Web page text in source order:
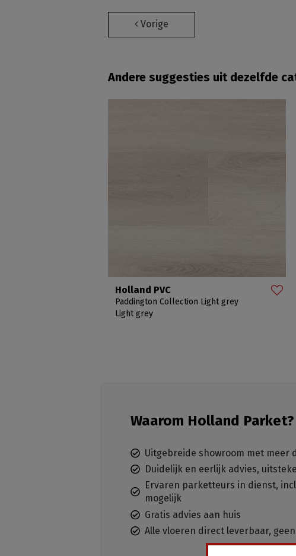
Vorige
Andere suggesties uit dezelfde
Holland PVC
Paddington Collection Light grey
Light grey
Waarom Holland Parket?
Uitgebreide showroom met meer
Duidelijk en eerlijk advies,
Ervaren parketteurs in dienst,
mogelijk
Gratis advies aan huis
Alle vloeren direct leverbaar,